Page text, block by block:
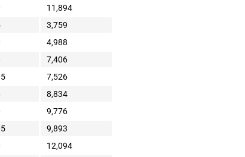
11,894
3,759
4,988
7,406
7,526
8,834
9,776
9,893
12,094